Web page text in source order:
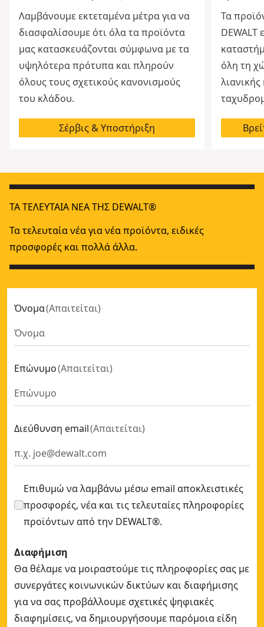
Λαμβάνουμε εκτεταμένα μέτρα για να
διασφαλίσουμε ότι όλα τα προϊόντα
μας κατασκευάζονται σύμφωνα με τα
υψηλότερα πρότυπα και πληρούν
όλους τους σχετικούς κανονισμούς
του κλάδου.
Σέρβις & Υποστήριξη
Τα
DEWALT
όλη τη
ΤΑ ΤΕΛΕΥΤΑΊΑ ΝΈΑ ΤΗΣ DEWALT®
Τα τελευταία νέα για νέα προϊόντα, ειδικές
προσφορές και πολλά άλλα.
Όνομα(Απαιτείται)
Επώνυμο(Απαιτείται)
Διεύθυνση email(Απαιτείται)
Επιθυμώ να λαμβάνω μέσω email αποκλειστικές
προσφορές, νέα και τις τελευταίες πληροφορίες
προϊόντων από την DEWALT®.
Διαφήμιση
Θα θέλαμε να μοιραστούμε τις πληροφορίες σας με
συνεργάτες κοινωνικών δικτύων και διαφήμισης
για να σας προβάλλουμε σχετικές ψηφιακές
διαφημίσεις, να δημιουργήσουμε παρόμοια είδη